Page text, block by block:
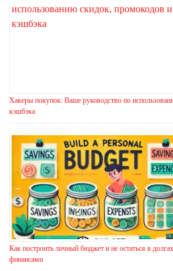
Хакеры покупок: Ваше руководство по
кэшбэка
Как построить личный бюджет и не остаться в
финансами